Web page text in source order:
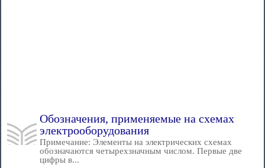
Обозначения, применяемые на схемах
электрооборудования
Примечание: Элементы на электрических схемах
обозначаются четырехзначным числом. Первые две
цифры в...